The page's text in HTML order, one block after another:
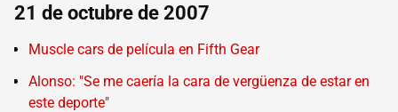
21 de octubre de 2007
Muscle cars de película en Fifth Gear
Alonso: "Se me caería la cara de vergüenza de estar en
este deporte"